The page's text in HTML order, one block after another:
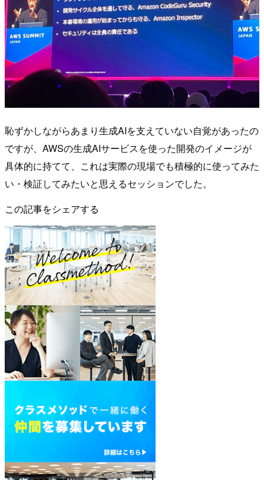
恥ずかしながらあまり生成AIを支えていない自覚があったの
ですが、AWSの生成AIサービスを使った開発のイメージが
具体的に持てて、これは実際の現場でも積極的に使ってみた
い・検証してみたいと思えるセッションでした。
この記事をシェアする